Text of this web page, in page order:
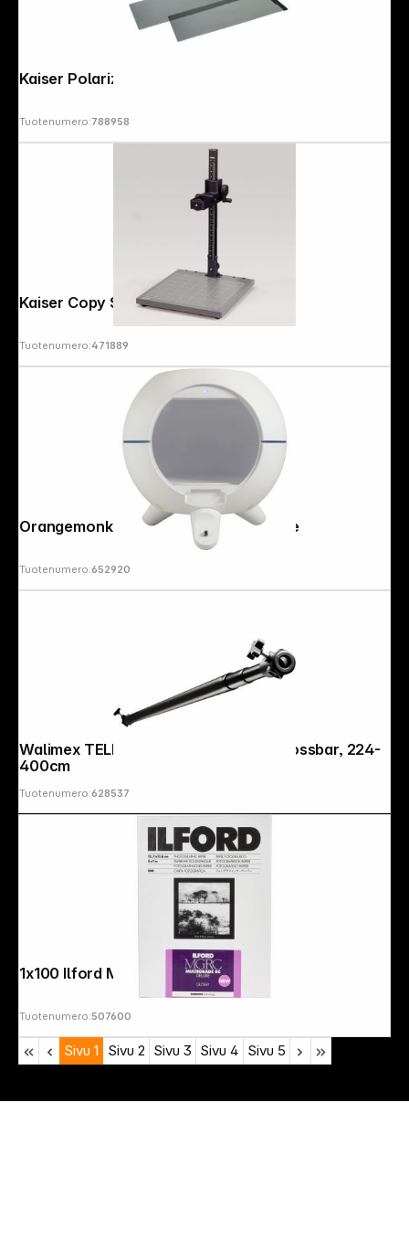
Tuotenumero:788958
Kaiser Copy Stand RS 2 CP
Tuotenumero:471889
Orangemonkie Foldio 360 Smart Dome
Tuotenumero:652920
Walimex TELESCOPIC Background Crossbar, 224-
400cm
Tuotenumero:628537
1x100 Ilford MG RC DL 1M 13x18
Tuotenumero:507600
Sivu 1 Sivu 2 Sivu 3 Sivu 4 Sivu 5
Copyright © 2000 - 2026 DIFOX. All rights reserved.